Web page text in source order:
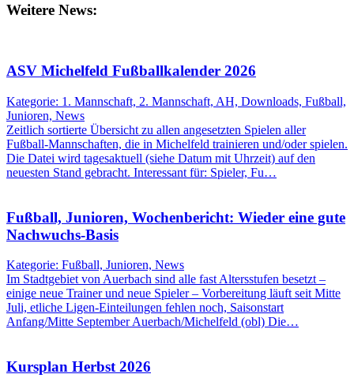
Weitere News:
ASV Michelfeld Fußballkalender 2026
Kategorie: 1. Mannschaft, 2. Mannschaft, AH, Downloads, Fußball,
Junioren, News
Zeitlich sortierte Übersicht zu allen angesetzten Spielen aller
Fußball-Mannschaften, die in Michelfeld trainieren und/oder spielen.
Die Datei wird tagesaktuell (siehe Datum mit Uhrzeit) auf den
neuesten Stand gebracht. Interessant für: Spieler, Fu…
Fußball, Junioren, Wochenbericht: Wieder eine gute
Nachwuchs-Basis
Kategorie: Fußball, Junioren, News
Im Stadtgebiet von Auerbach sind alle fast Altersstufen besetzt –
einige neue Trainer und neue Spieler – Vorbereitung läuft seit Mitte
Juli, etliche Ligen-Einteilungen fehlen noch, Saisonstart
Anfang/Mitte September Auerbach/Michelfeld (obl) Die…
Kursplan Herbst 2026